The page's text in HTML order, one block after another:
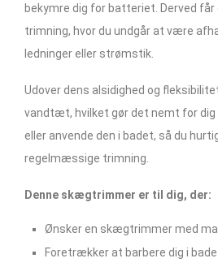
bekymre dig for batteriet. Derved
trimning, hvor du undgår at være
ledninger eller strømstik.
Udover dens alsidighed og
vandtæt, hvilket gør det nemt for dig
eller anvende den i badet, så du
regelmæssige trimning.
Denne skægtrimmer er til dig, der:
Ønsker en skægtrimmer med
Foretrækker at barbere dig i